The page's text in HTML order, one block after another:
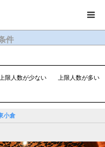
件
限人数が少ない
上限人数が多い
小倉